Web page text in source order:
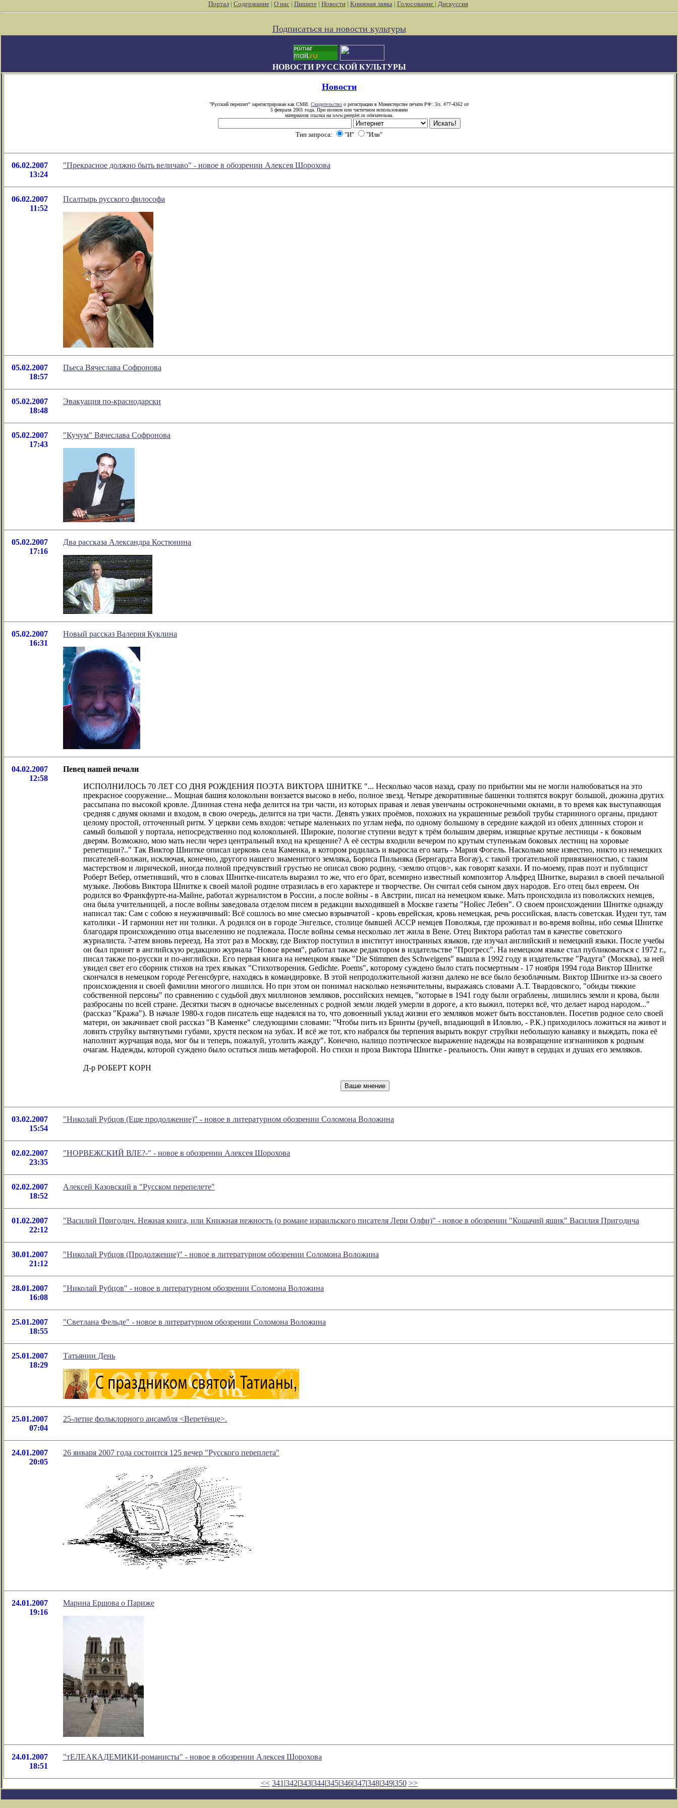
Портал| Содержание| О нас| Пишите| Новости| Книжная лавка| Голосование | Дискуссия
Подписаться на новости культуры
НОВОСТИ РУССКОЙ КУЛЬТУРЫ
Новости
"Русский переплет" зарегистрирован как СМИ. Свидетельство о регистрации в Министерстве печати РФ: Эл. #77-4362 от
5 февраля 2001 года. При полном или частичном использовании
материалов ссылка на www.pereplet.ru обязательна.
Тип запроса: "И" "Или"
06.02.2007
13:24
"Прекрасное должно быть величаво" - новое в обозрении Алексея Шорохова
06.02.2007
11:52
Псалтырь русского философа
05.02.2007
18:57
Пьеса Вячеслава Софронова
05.02.2007
18:48
Эвакуация по-краснодарски
05.02.2007
17:43
"Кучум" Вячеслава Софронова
05.02.2007
17:16
Два рассказа Александра Костюнина
05.02.2007
16:31
Новый рассказ Валерия Куклина
04.02.2007
12:58
Певец нашей печали
ИСПОЛНИЛОСЬ 70 ЛЕТ СО ДНЯ РОЖДЕНИЯ ПОЭТА ВИКТОРА ШНИТКЕ "... Несколько часов назад, сразу по прибытии мы не могли налюбоваться на это
прекрасное сооружение... Мощная башня колокольни вонзается высоко в небо, полное звезд. Четыре декоративные башенки толпятся вокруг большой, дюжина других
рассыпана по высокой кровле. Длинная стена нефа делится на три части, из которых правая и левая увенчаны остроконечными окнами, в то время как выступаяющая
средняя с двумя окнами и входом, в свою очередь, делится на три части. Девять узких проёмов, похожих на украшенные резьбой трубы старинного органы, придают
целому простой, отточенный ритм. У церкви семь входов: четыре маленьких по углам нефа, по одному большому в середине каждой из обеих длинных сторон и
самый большой у портала, непосредственно под колокольней. Широкие, пологие ступени ведут к трём большим дверям, изящные крутые лестницы - к боковым
дверям. Возможно, мою мать несли через центральный вход на крещение? А её сестры входили вечером по крутым ступенькам боковых лестниц на хоровые
репетиции?.." Так Виктор Шнитке описал церковь села Каменка, в котором родилась и выросла его мать - Мария Фогель. Насколько мне известно, никто из немецких
писателей-волжан, исключая, конечно, другого нашего знаменитого земляка, Бориса Пильняка (Бернгардта Вогау), с такой трогательной привязанностью, с таким
мастерством и лирической, иногда полной предчувствий грустью не описал свою родину, <землю отцов>, как говорят казахи. И по-моему, прав поэт и публицист
Роберт Вебер, отметивший, что в словах Шнитке-писатель выразил то же, что его брат, всемирно известный композитор Альфред Шнитке, выразил в своей печальной
музыке. Любовь Виктора Шнитке к своей малой родине отразилась в его характере и творчестве. Он считал себя сыном двух народов. Его отец был евреем. Он
родился во Франкфурте-на-Майне, работал журналистом в России, а после войны - в Австрии, писал на немецком языке. Мать происходила из поволжских немцев,
она была учительницей, а после войны заведовала отделом писем в редакции выходившей в Москве газеты "Нойес Лебен". О своем происхождении Шнитке однажду
написал так: Сам с собою я неуживчивый: Всё сошлось во мне смесью взрывчатой - кровь еврейская, кровь немецкая, речь российская, власть советская. Иудеи тут, там
католики - И гармонии нет ни толики. А родился он в городе Энгельсе, столице бывшей АССР немцев Поволжья, где проживал и во-время войны, ибо семья Шнитке
благодаря происхождению отца выселению не подлежала. После войны семья несколько лет жила в Вене. Отец Виктора работал там в качестве советского
журналиста. ?-атем вновь переезд. На этот раз в Москву, где Виктор поступил в институт иностранных языков, где изучал английский и немецкий языки. После учебы
он был принят в английскую редакцию журнала "Новое время", работал также редактором в издательстве "Прогресс". На немецком языке стал публиковаться с 1972 г.,
писал также по-русски и по-английски. Его первая книга на немецком языке "Die Stimmen des Schweigens" вышла в 1992 году в издательстве "Радуга" (Москва), за ней
увидел свет его сборник стихов на трех языках "Стихотворения. Gedichte. Poems", которому суждено было стать посмертным - 17 ноября 1994 года Виктор Шнитке
скончался в немецком городе Регенсбурге, находясь в командировке. В этой непродолжительной жизни далеко не все было безоблачным. Виктор Шнитке из-за своего
происхождения и своей фамилии многого лишился. Но при этом он понимал насколько незначительны, выражаясь словами А.Т. Твардовского, "обиды тяжкие
собственной персоны" по сравнению с судьбой двух миллионов земляков, российских немцев, "которые в 1941 году были ограблены, лишились земли и крова, были
разбросаны по всей стране. Десятки тысяч в одночасье выселенных с родной земли людей умерли в дороге, а кто выжил, потерял всё, что делает народ народом..."
(рассказ "Кража"). В начале 1980-х годов писатель еще надеялся на то, что довоенный уклад жизни его земляков может быть восстановлен. Посетив родное село своей
матери, он закачивает свой рассказ "В Каменке" следующими словами: "Чтобы пить из Бринты (ручей, впадающий в Иловлю, - Р.К.) приходилось ложиться на живот и
ловить струйку вытянутыми губами, хрустя песком на зубах. И всё же тот, кто набрался бы терпения вырыть вокруг струйки небольшую канавку и выждать, пока её
наполнит журчащая вода, мог бы и теперь, пожалуй, утолить жажду". Конечно, налицо поэтическое выражение надежды на возвращение изгнанников к родным
очагам. Надежды, которой суждено было остаться лишь метафорой. Но стихи и проза Виктора Шнитке - реальность. Они живут в сердцах и душах его земляков.
Д-р РОБЕРТ КОРН
03.02.2007
15:54
"Николай Рубцов (Еще продолжение)" - новое в литературном обозрении Соломона Воложина
02.02.2007
23:35
"НОРВЕЖСКИЙ ВЛЕ?-" - новое в обозрении Алексея Шорохова
02.02.2007
18:52
Алексей Казовский в "Русском перепелете"
01.02.2007
22:12
"Василий Пригодич. Нежная книга, или Книжная нежность (о романе израильского писателя Лери Олфи)" - новое в обозрении "Кошачий ящик" Василия Пригодича
30.01.2007
21:12
"Николай Рубцов (Продолжение)" - новое в литературном обозрении Соломона Воложина
28.01.2007
16:08
"Николай Рубцов" - новое в литературном обозрении Соломона Воложина
25.01.2007
18:55
"Светлана Фельде" - новое в литературном обозрении Соломона Воложина
25.01.2007
18:29
Татьянин День
25.01.2007
07:04
25-летие фольклорного ансамбля <Веретёнце>.
24.01.2007
20:05
26 января 2007 года состоится 125 вечер "Русского переплета"
24.01.2007
19:16
Марина Ершова о Париже
24.01.2007
18:51
"тЕЛЕАКАДЕМИКИ-романисты" - новое в обозрении Алексея Шорохова
<< 341 |342|343|344|345|346|347|348|349|350 >>